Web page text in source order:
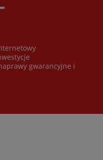
gwarancyjne i